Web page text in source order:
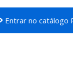
Entrar no catálogo